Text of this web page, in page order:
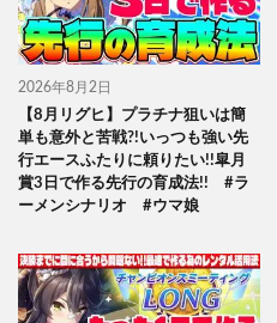
2026年8月2日
【8月リグヒ】プラチナ狙いは簡
単も意外と苦戦?!いっつも強い先
行エースふたりに頼りたい!!皐月
賞3日で作る先行の育成法!! #ラ
ーメンシナリオ #ウマ娘